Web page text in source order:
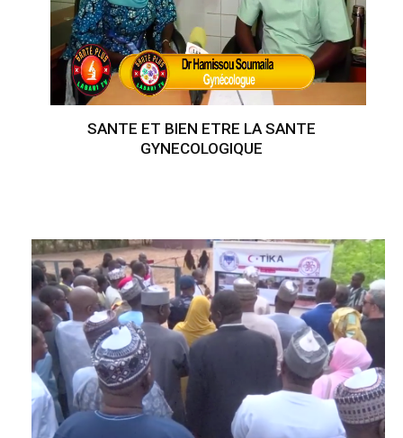
SANTE ET BIEN ETRE LA SANTE
GYNECOLOGIQUE